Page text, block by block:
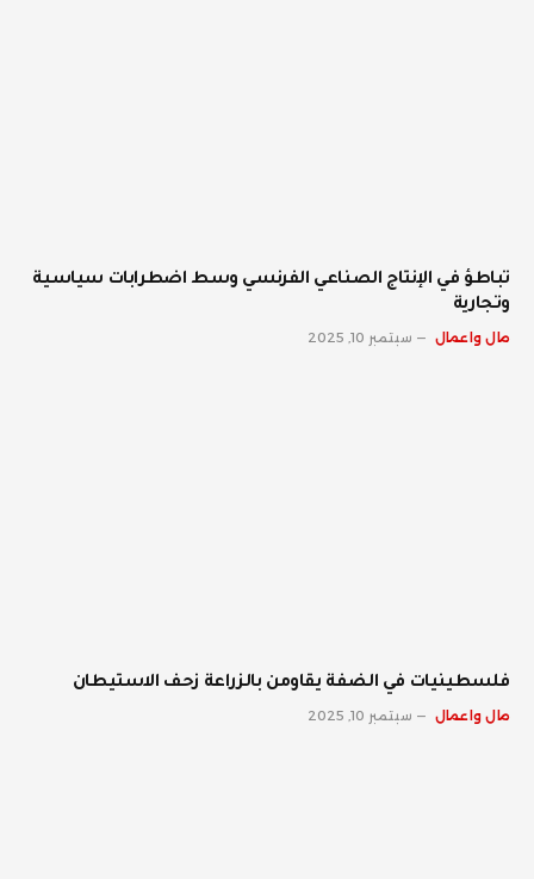
تباطؤ في الإنتاج الصناعي الفرنسي وسط اضطرابات سياسية
وتجارية
مال واعمال سبتمبر 10, 2025
فلسطينيات في الضفة يقاومن بالزراعة زحف الاستيطان
مال واعمال سبتمبر 10, 2025